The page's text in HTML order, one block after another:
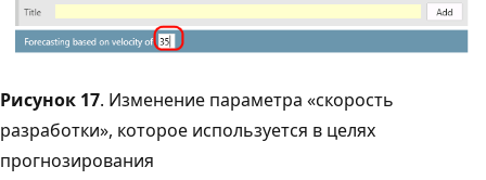
Рисунок 17. Изменение параметра «скорость
разработки», которое используется в целях
прогнозирования